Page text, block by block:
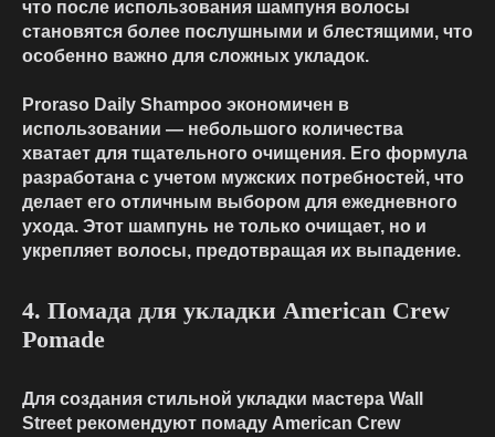
что после использования шампуня волосы
становятся более послушными и блестящими, что
особенно важно для сложных укладок.
Proraso Daily Shampoo экономичен в
использовании — небольшого количества
хватает для тщательного очищения. Его формула
разработана с учетом мужских потребностей, что
делает его отличным выбором для ежедневного
ухода. Этот шампунь не только очищает, но и
укрепляет волосы, предотвращая их выпадение.
4. Помада для укладки American Crew
Pomade
Для создания стильной укладки мастера Wall
Street рекомендуют помаду American Crew